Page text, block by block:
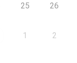
25 26
1 2